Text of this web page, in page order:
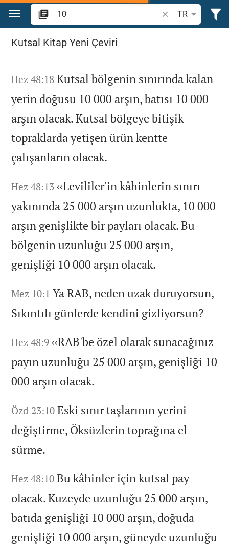
İçeriğe atla
İncil ayeti veya
TR
İncil'de "10" ifadesini ara
Kutsal Kitap Yeni Çeviri
Hez 48:18 Kutsal bölgenin sınırında kalan
yerin doğusu 10 000 arşın,batısı 10 000
arşın olacak.Kutsal bölgeye bitişik
topraklarda yetişen ürün kentte
çalışanların olacak.
Hez 48:13 ‹‹Levililer'in kâhinlerin sınırı
yakınında 25 000 arşın uzunlukta, 10 000
arşın genişlikte bir payları olacak.Bu
bölgenin uzunluğu 25 000 arşın,
genişliği 10 000 arşın olacak.
Mez 10:1 Ya RAB,neden uzak duruyorsun,
Sıkıntılı günlerde kendini gizliyorsun?
Hez 48:9 ‹‹RAB'be özel olarak sunacağınız
payın uzunluğu 25 000 arşın, genişliği 10
000 arşın olacak.
Özd 23:10 Eski sınır taşlarının yerini
değiştirme, Öksüzlerin toprağına el
sürme.
Hez 48:10 Bu kâhinler için kutsal pay
olacak.Kuzeyde uzunluğu 25 000 arşın,
batıda genişliği 10 000 arşın, doğuda
genişliği 10 000 arşın, güneyde uzunluğu